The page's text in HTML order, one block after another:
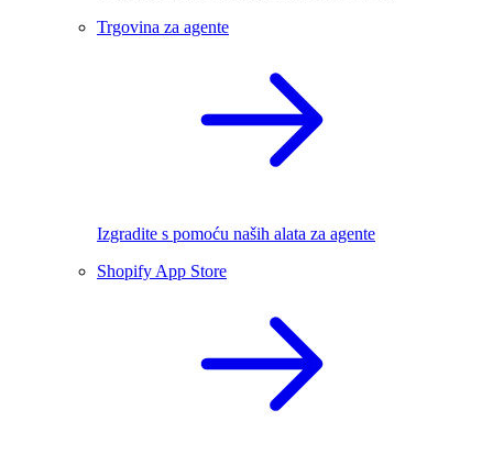
Trgovina za agente
Izgradite s pomoću naših alata za agente
Shopify App Store